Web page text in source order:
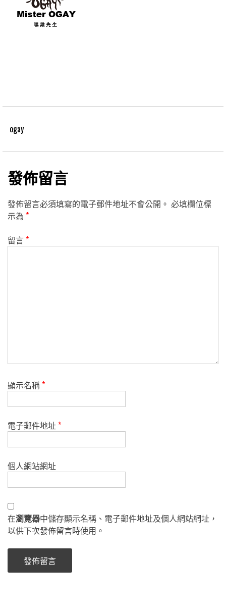
ogay
發佈留言
發佈留言必須填寫的電子郵件地址不會公開。 必填欄位標
示為 *
留言*
顯示名稱*
電子郵件地址*
個人網站網址
在瀏覽器中儲存顯示名稱、電子郵件地址及個人網站網址，
以供下次發佈留言時使用。